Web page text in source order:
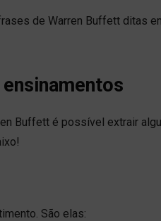
de Warren Buffett ditas
Buffett é possível extrair
São elas: